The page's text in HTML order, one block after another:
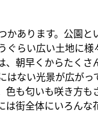
かあります。公園
ぐらい広い土地に
、朝早くからたくさ
はない光景が広が
色も匂いも咲き方
は街全体にいろん